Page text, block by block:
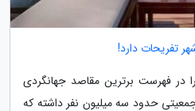
تفریحات دارد!
در فهرست برترین مقاصد جهانگردی
حدود سه میلیون نفر داشته که